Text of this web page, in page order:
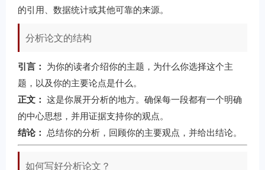
的引用、数据统计或其他可靠的来源。
分析论文的结构
引言： 为你的读者介绍你的主题，为什么你选择这个主
题，以及你的主要论点是什么。
正文： 这是你展开分析的地方。确保每一段都有一个明确
的中心思想，并用证据支持你的观点。
结论： 总结你的分析，回顾你的主要观点，并给出结论。
如何写好分析论文？